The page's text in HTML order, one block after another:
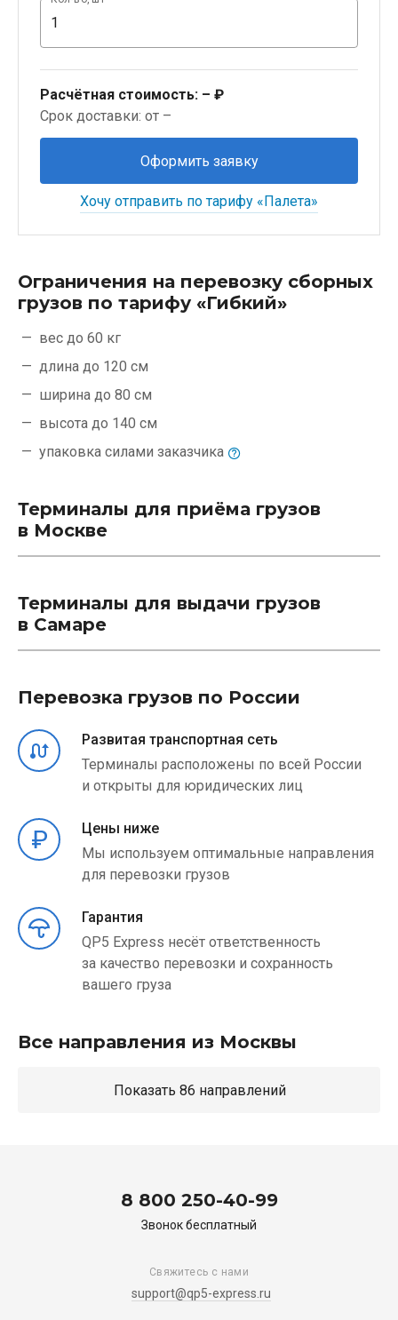
Расчётная стоимость: – ₽
Срок доставки: от –
Оформить заявку
Хочу отправить по тарифу «Палета»
Ограничения на перевозку сборных
грузов по тарифу «Гибкий»
вес до 60 кг
длина до 120 см
ширина до 80 см
высота до 140 см
упаковка силами заказчика
Терминалы для приёма грузов
в Москве
Терминалы для выдачи грузов
в Самаре
Перевозка грузов по России
Развитая транспортная сеть
Терминалы расположены по всей России
и открыты для юридических лиц
Цены ниже
Мы используем оптимальные направления
для перевозки грузов
Гарантия
QP5 Express несёт ответственность
за качество перевозки и сохранность
вашего груза
Все направления из Москвы
Показать 86 направлений
8 800 250-40-99
Звонок бесплатный
Свяжитесь с нами
support@qp5-express.ru